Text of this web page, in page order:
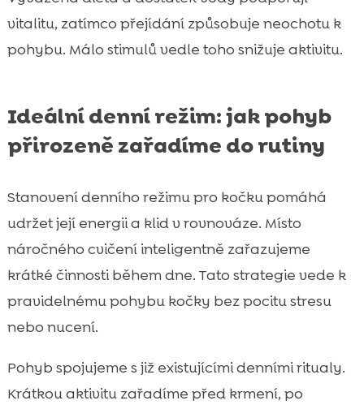
vitalitu, zatímco přejídání způsobuje neochotu k
pohybu. Málo stimulů vedle toho snižuje aktivitu.
Ideální denní režim: jak pohyb
přirozeně zařadíme do rutiny
Stanovení denního režimu pro kočku pomáhá
udržet její energii a klid v rovnováze. Místo
náročného cvičení inteligentně zařazujeme
krátké činnosti během dne. Tato strategie vede k
pravidelnému pohybu kočky bez pocitu stresu
nebo nucení.
Pohyb spojujeme s již existujícími denními ritualy.
Krátkou aktivitu zařadíme před krmení, po